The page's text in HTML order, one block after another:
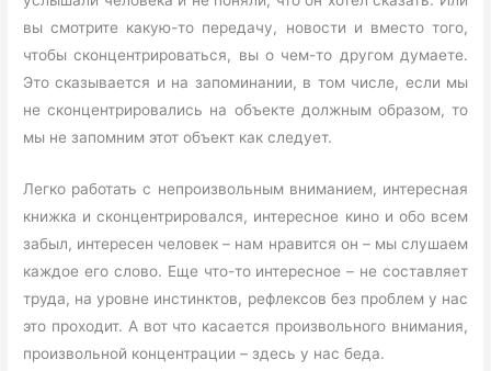
вы смотрите какую-то передачу, новости и вместо того,
чтобы сконцентрироваться, вы о чем-то другом думаете.
Это сказывается и на запоминании, в том числе, если мы
не сконцентрировались на объекте должным образом, то
мы не запомним этот объект как следует.
Легко работать с непроизвольным вниманием, интересная
книжка и сконцентрировался, интересное кино и обо всем
забыл, интересен человек – нам нравится он – мы слушаем
каждое его слово. Еще что-то интересное – не составляет
труда, на уровне инстинктов, рефлексов без проблем у нас
это проходит. А вот что касается произвольного внимания,
произвольной концентрации – здесь у нас беда.